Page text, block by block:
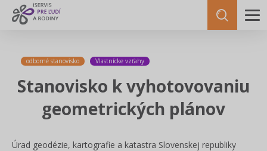
odborné stanovisko Vlastnícke vzťahy
Stanovisko k vyhotovovaniu
geometrických plánov
Úrad geodézie, kartografie a katastra Slovenskej republiky